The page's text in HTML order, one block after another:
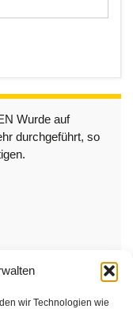
wir Technologien wie
Wurde auf
durchgeführt, so